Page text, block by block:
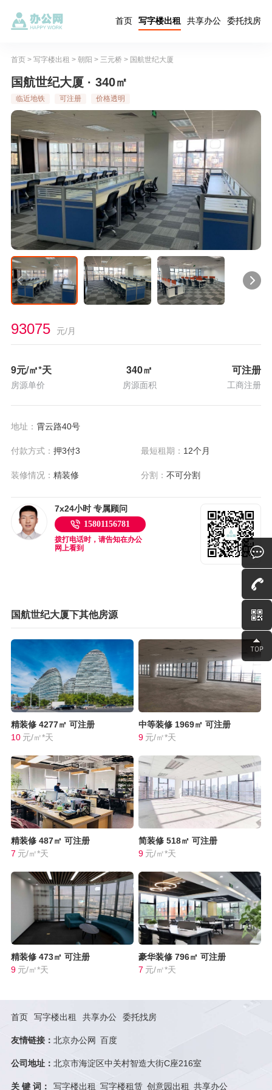
首页 写字楼出租 共享办公 委托找房
首页> 写字楼出租 > 朝阳 > 三元桥 > 国航世纪大厦
国航世纪大厦 · 340㎡
临近地铁 可注册 价格透明
93075 元/月
9元/㎡*天
房源单价
340㎡
房源面积
可注册
工商注册
地址： 霄云路40号
付款方式： 押3付3 最短租期： 12个月
装修情况： 精装修 分割：不可分割
7x24小时 专属顾问
15801156781
拨打电话时，请告知在办公
网上看到
国航世纪大厦下其他房源
精装修 4277㎡ 可注册
10 元/㎡*天
中等装修 1969㎡ 可注册
9 元/㎡*天
精装修 487㎡ 可注册
7 元/㎡*天
简装修 518㎡ 可注册
9 元/㎡*天
精装修 473㎡ 可注册
9 元/㎡*天
豪华装修 796㎡ 可注册
7 元/㎡*天
首页 写字楼出租 共享办公 委托找房
友情链接： 北京办公网 百度
公司地址： 北京市海淀区中关村智造大街C座216室
关 键 词： 写字楼出租 写字楼租赁 创意园出租 共享办公